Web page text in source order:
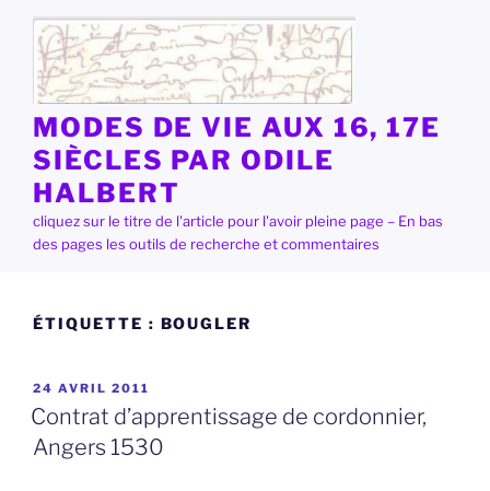
contenu
principal
MODES DE VIE AUX 16, 17E
SIÈCLES PAR ODILE
HALBERT
cliquez sur le titre de l'article pour l'avoir pleine page – En bas
des pages les outils de recherche et commentaires
ÉTIQUETTE : BOUGLER
PUBLIÉ
LE
24 AVRIL 2011
Contrat d’apprentissage de cordonnier,
Angers 1530